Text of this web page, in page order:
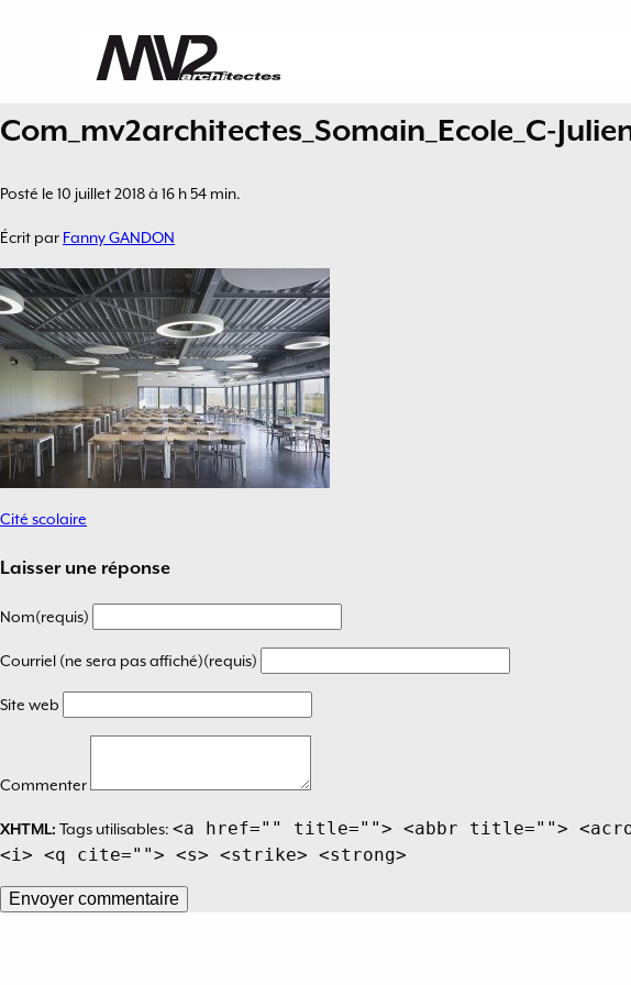
Com_mv2architectes_Somain_Ecole_C-
Posté le 10 juillet 2018 à 16 h 54 min.
Écrit par Fanny GANDON
Navigation
de
l’article
Cité scolaire
Laisser une réponse
Nom(requis)
Courriel (ne sera pas affiché)(requis)
Site web
Commenter
XHTML: Tags utilisables: <a href="" title=""> <abbr title="">
<i> <q cite=""> <s> <strike> <strong>